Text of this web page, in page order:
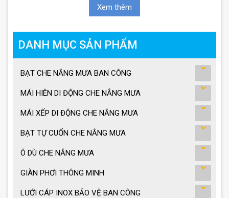
Xem thêm
DANH MỤC SẢN PHẨM
BẠT CHE NẮNG MƯA BAN CÔNG
MÁI HIÊN DI ĐỘNG CHE NẮNG MƯA
MÁI XẾP DI ĐỘNG CHE NẮNG MƯA
BẠT TỰ CUỐN CHE NẮNG MƯA
Ô DÙ CHE NẮNG MƯA
GIÀN PHƠI THÔNG MINH
LƯỚI CÁP INOX BẢO VỆ BAN CÔNG